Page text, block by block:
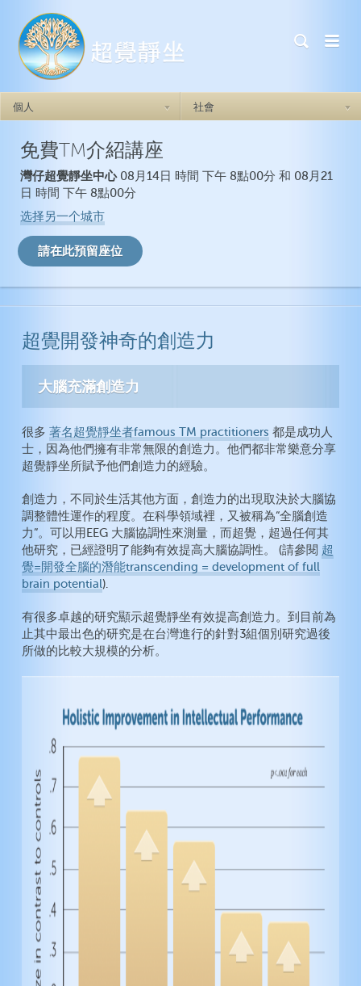
個人
超覺靜坐如何奏效
做自己
自信心
人際關係
焦慮症
動脈硬化症
高血壓
纖維肌痛症
戒煙
酗酒
毒癮
社會
免費TM介紹講座
灣仔超覺靜坐中心08月14日 時間 下午 8點00分 和 08月21
日 時間 下午 8點00分
选择另一个城市
超覺開發神奇的創造力
大腦充滿創造力
很多著名超覺靜坐者famous TM practitioners 都是成功人
士，因為他們擁有非常無限的創造力。他們都非常樂意分享
超覺靜坐所賦予他們創造力的經驗。
創造力，不同於生活其他方面，創造力的出現取決於大腦協
調整體性運作的程度。在科學領域裡，又被稱為“全腦創造
力”。可以用EEG 大腦協調性來測量，而超覺，超過任何其
他研究，已經證明了能夠有效提高大腦協調性。 (請參閱 超
覺=開發全腦的潛能transcending = development of full
brain potential).
有很多卓越的研究顯示超覺靜坐有效提高創造力。到目前為
止其中最出色的研究是在台灣進行的針對3組個別研究過後
所做的比較大規模的分析。